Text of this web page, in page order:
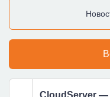
CloudServer —